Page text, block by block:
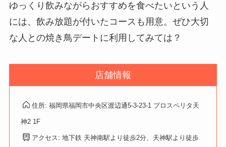
ゆっくり飲みながらおすすめを食べたいという人
には、飲み放題が付いたコースも用意。ぜひ大切
な人との焼き鳥デートに利用してみては？
店舗情報
住所: 福岡県福岡市中央区渡辺通5-3-23-1 プロスペリタ天
神2 1F
アクセス: 地下鉄 天神南駅より徒歩2分、天神駅より徒歩